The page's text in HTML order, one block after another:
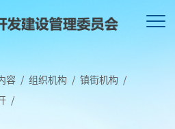
容 / 组织机构 / 镇街机构 /
/